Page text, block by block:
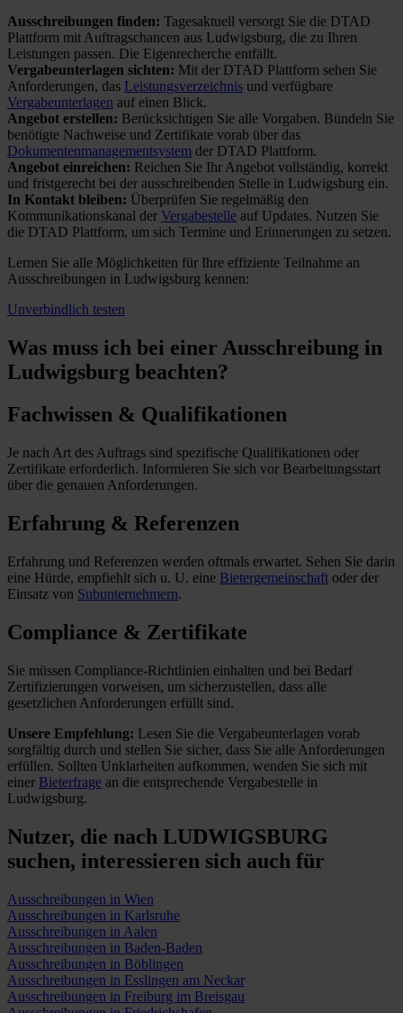
Ausschreibungen finden: Tagesaktuell versorgt Sie die DTAD
Plattform mit Auftragschancen aus Ludwigsburg, die zu Ihren
Leistungen passen. Die Eigenrecherche entfällt.
Vergabeunterlagen sichten: Mit der DTAD Plattform sehen Sie
Anforderungen, das Leistungsverzeichnis und verfügbare
Vergabeunterlagen auf einen Blick.
Angebot erstellen: Berücksichtigen Sie alle Vorgaben. Bündeln Sie
benötigte Nachweise und Zertifikate vorab über das
Dokumentenmanagementsystem der DTAD Plattform.
Angebot einreichen: Reichen Sie Ihr Angebot vollständig, korrekt
und fristgerecht bei der ausschreibenden Stelle in Ludwigsburg ein.
In Kontakt bleiben: Überprüfen Sie regelmäßig den
Kommunikationskanal der Vergabestelle auf Updates. Nutzen Sie
die DTAD Plattform, um sich Termine und Erinnerungen zu setzen.
Lernen Sie alle Möglichkeiten für Ihre effiziente Teilnahme an
Ausschreibungen in Ludwigsburg kennen:
Unverbindlich testen
Was muss ich bei einer Ausschreibung in
Ludwigsburg beachten?
Fachwissen & Qualifikationen
Je nach Art des Auftrags sind spezifische Qualifikationen oder
Zertifikate erforderlich. Informieren Sie sich vor Bearbeitungsstart
über die genauen Anforderungen.
Erfahrung & Referenzen
Erfahrung und Referenzen werden oftmals erwartet. Sehen Sie darin
eine Hürde, empfiehlt sich u. U. eine Bietergemeinschaft oder der
Einsatz von Subunternehmern.
Compliance & Zertifikate
Sie müssen Compliance-Richtlinien einhalten und bei Bedarf
Zertifizierungen vorweisen, um sicherzustellen, dass alle
gesetzlichen Anforderungen erfüllt sind.
Unsere Empfehlung: Lesen Sie die Vergabeunterlagen vorab
sorgfältig durch und stellen Sie sicher, dass Sie alle Anforderungen
erfüllen. Sollten Unklarheiten aufkommen, wenden Sie sich mit
einer Bieterfrage an die entsprechende Vergabestelle in
Ludwigsburg.
Nutzer, die nach LUDWIGSBURG
suchen, interessieren sich auch für
Ausschreibungen in Wien
Ausschreibungen in Karlsruhe
Ausschreibungen in Aalen
Ausschreibungen in Baden-Baden
Ausschreibungen in Böblingen
Ausschreibungen in Esslingen am Neckar
Ausschreibungen in Freiburg im Breisgau